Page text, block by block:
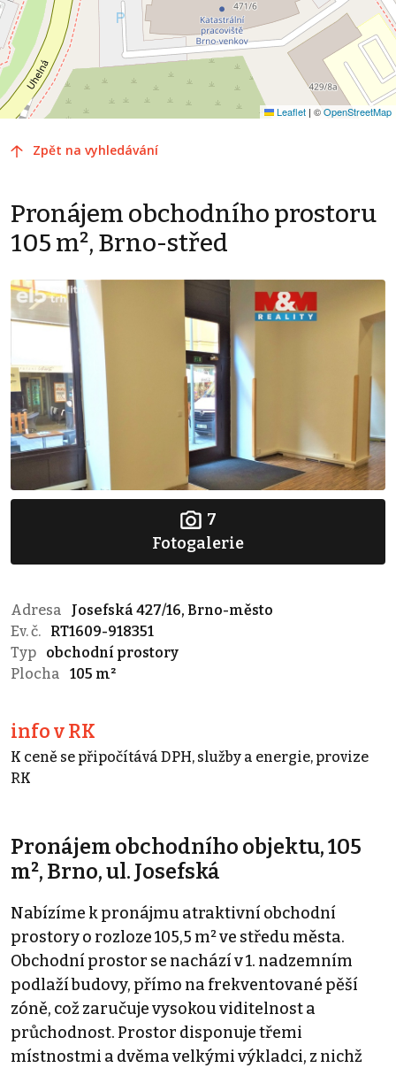
Leaflet | ©OpenStreetMap
Zpět na vyhledávání
Pronájem obchodního prostoru
105 m², Brno-střed
7
Fotogalerie
Adresa
Josefská 427/16, Brno-město
Ev. č.
RT1609-918351
Typ
obchodní prostory
Plocha
105 m²
info v RK
K ceně se připočítává DPH, služby a energie, provize
RK
Pronájem obchodního objektu, 105
m², Brno, ul. Josefská
Nabízíme k pronájmu atraktivní obchodní
prostory o rozloze 105,5 m² ve středu města.
Obchodní prostor se nachází v 1. nadzemním
podlaží budovy, přímo na frekventované pěší
zóně, což zaručuje vysokou viditelnost a
průchodnost. Prostor disponuje třemi
místnostmi a dvěma velkými výkladci, z nichž